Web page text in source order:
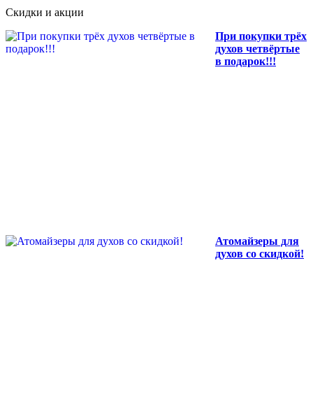
Скидки и акции
При покупки трёх
духов четвёртые
в подарок!!!
Атомайзеры для
духов со скидкой!